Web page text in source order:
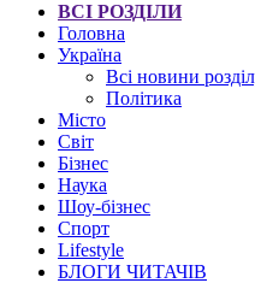
ВСІ РОЗДІЛИ
Головна
Україна
Всі новини
Політика
Місто
Світ
Бізнес
Наука
Шоу-бізнес
Спорт
Lifestyle
БЛОГИ ЧИТАЧІВ